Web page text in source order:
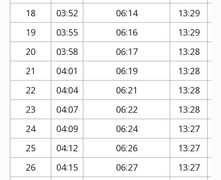
18 03:52 06:14 13:29
19
03:55 06:16 13:29
20
03:58 06:17 13:28
21
04:01 06:19 13:28
22
04:04 06:21 13:28
23
04:07 06:22 13:28
24
04:09 06:24 13:27
25
04:12 06:26 13:27
26
04:15 06:27 13:27